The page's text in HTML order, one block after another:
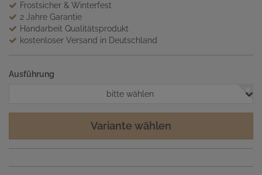
Frostsicher & Winterfest
2 Jahre Garantie
Handarbeit Qualitätsprodukt
kostenloser Versand in Deutschland
Ausführung
bitte wählen
Variante wählen